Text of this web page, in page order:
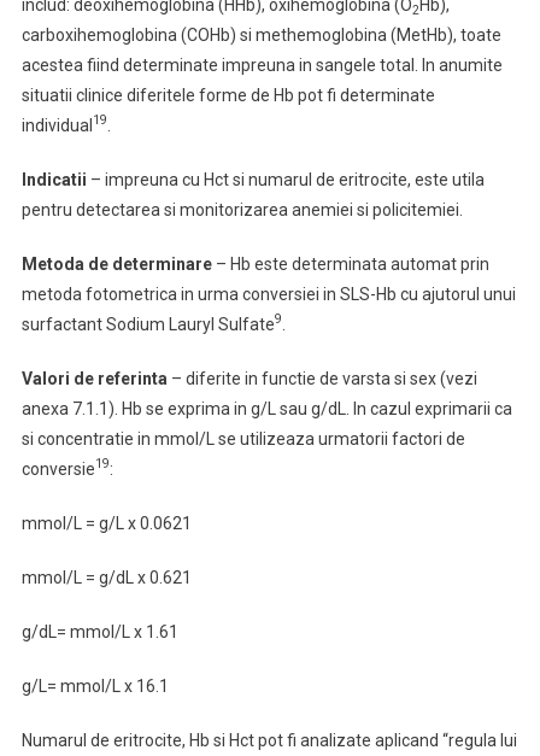
includ: deoxihemoglobina (HHb), oxihemoglobina (O2Hb),
carboxihemoglobina (COHb) si methemoglobina (MetHb), toate
acestea fiind determinate impreuna in sangele total. In anumite
situatii clinice diferitele forme de Hb pot fi determinate
individual 19
Indicatii – impreuna cu Hct si numarul de eritrocite, este utila
pentru detectarea si monitorizarea anemiei si policitemiei.
Metoda de determinare– Hb este determinata automat prin
metoda fotometrica in urma conversiei in SLS-Hb cu ajutorul unui
surfactant Sodium Lauryl Sulfate9
Valori de referinta – diferite in functie de varsta si sex (vezi
anexa 7.1.1). Hb se exprima in g/L sau g/dL. In cazul exprimarii ca
si concentratie in mmol/L se utilizeaza urmatorii factori de
conversie19:
mmol/L = g/L x 0.0621
mmol/L = g/dL x 0.621
g/dL= mmol/L x 1.61
g/L= mmol/L x 16.1
Numarul de eritrocite, Hb si Hct pot fi analizate aplicand “regula lui